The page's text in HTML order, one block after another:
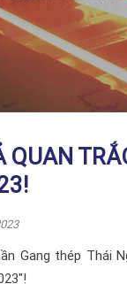
QUAN
Gang thép Thái
"!